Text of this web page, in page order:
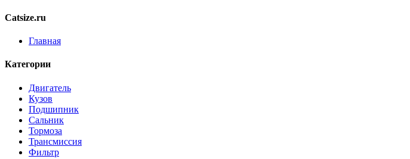
Catsize.ru
Главная
Категории
Двигатель
Кузов
Подшипник
Сальник
Тормоза
Трансмиссия
Фильтр